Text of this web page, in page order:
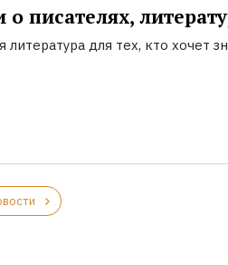
писателях,
литература для тех, кто хочет